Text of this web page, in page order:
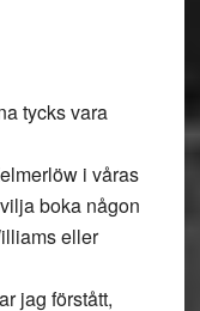
tycks vara
i våras
boka någon
eller
jag förstått,